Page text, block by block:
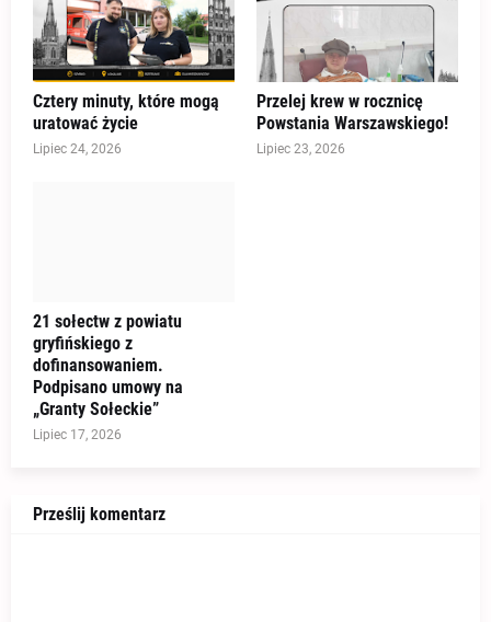
Cztery minuty, które mogą
uratować życie
Lipiec 24, 2026
Przelej krew w rocznicę
Powstania Warszawskiego!
Lipiec 23, 2026
21 sołectw z powiatu
gryfińskiego z
dofinansowaniem.
Podpisano umowy na
„Granty Sołeckie”
Lipiec 17, 2026
Prześlij komentarz